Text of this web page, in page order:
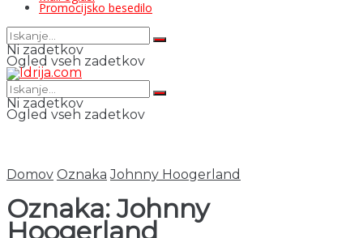
Promocijsko besedilo
Ni zadetkov
Ogled vseh zadetkov
Ni zadetkov
Ogled vseh zadetkov
Domov Oznaka Johnny Hoogerland
Oznaka:Johnny
Hoogerland